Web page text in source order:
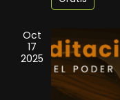
Oct
17
2025